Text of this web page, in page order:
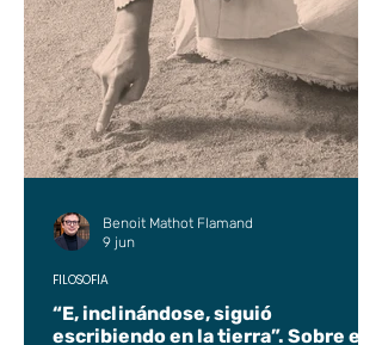
“E, inclinándose, siguió
escribiendo en la tierra”. Sobre el
FILOSOFÍA
Benoit Mathot Flamand
9 jun